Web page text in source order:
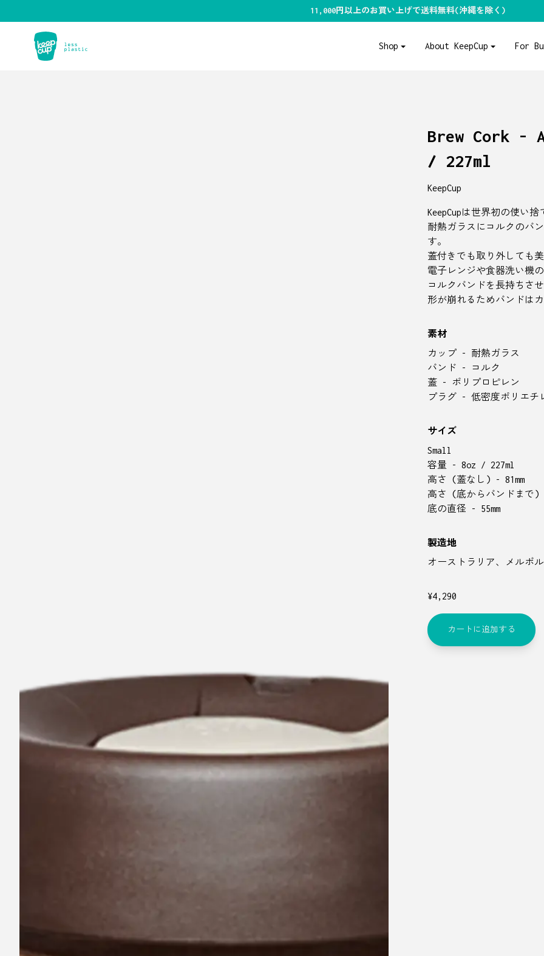
11,000円以上のお買い上げで送料無料(沖縄を除く)
Shop About KeepCup For
Brew Cork -
/ 227ml
KeepCup
KeepCupは世界初の使い
耐熱ガラスにコルクのバ
す。
蓋付きでも取り外しても
電子レンジや食器洗い機
コルクバンドを長持ちさ
形が崩れるためバンドは
素材
カップ - 耐熱ガラス
バンド - コルク
蓋 - ポリプロピレン
プラグ - 低密度ポリエチ
サイズ
Small
容量 - 8oz / 227ml
高さ (蓋なし) - 81mm
高さ (底からバンドまで)
底の直径 - 55mm
製造地
オーストラリア、メルボ
¥4,290
カートに追加する